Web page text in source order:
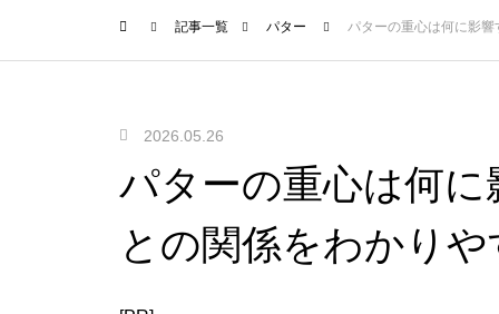
記事一覧 パター パターの重心は何に影
2026.05.26
パターの重心は何
との関係をわかり